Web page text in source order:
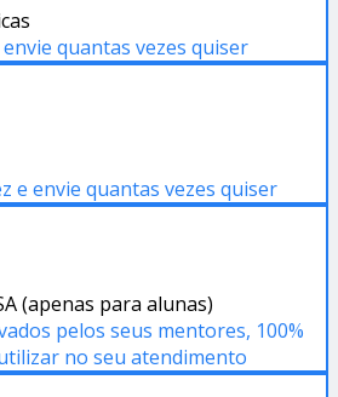
quantas vezes quiser
e envie quantas vezes quiser
(apenas para alunas)
pelos seus mentores, 100%
no seu atendimento